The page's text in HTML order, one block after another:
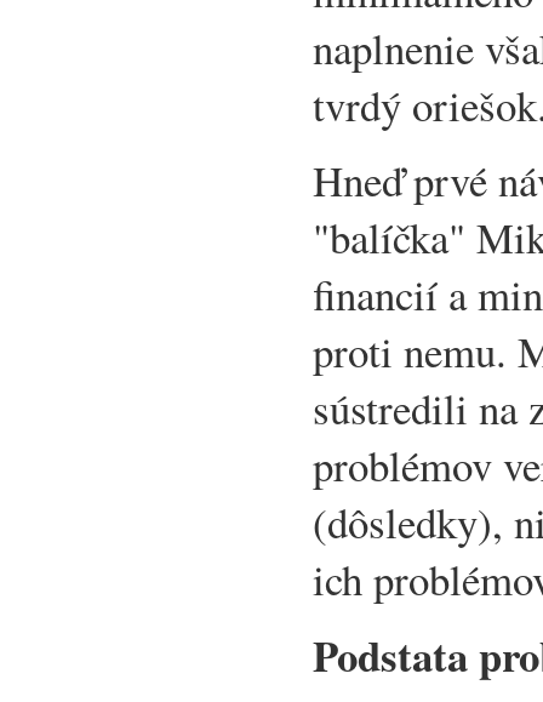
naplnenie
tvrdý
Hneď prvé
"balíčka"
financií a
proti nemu.
sústredili na
problémov
(dôsledky),
ich
Podstata